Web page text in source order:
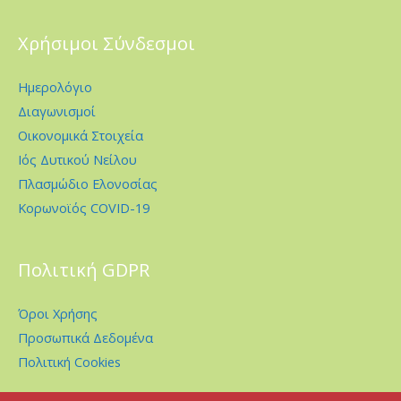
Χρήσιμοι Σύνδεσμοι
Ημερολόγιο
Διαγωνισμοί
Οικονομικά Στοιχεία
Ιός Δυτικού Νείλου
Πλασμώδιο Ελονοσίας
Κορωνοϊός COVID-19
Πολιτική GDPR
Όροι Χρήσης
Προσωπικά Δεδομένα
Πολιτική Cookies